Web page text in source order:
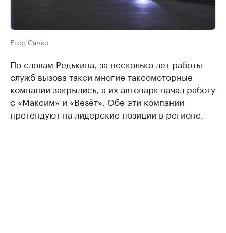
Егор Сачко
По словам Редькина, за несколько лет работы
служб вызова такси многие таксомоторные
компании закрылись, а их автопарк начал работу
с «Максим» и «Везёт». Обе эти компании
претендуют на лидерские позиции в регионе.